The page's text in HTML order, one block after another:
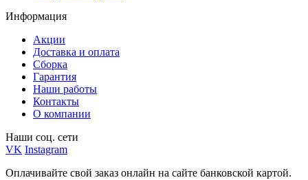
Информация
Акции
Доставка и оплата
Сборка
Гарантия
Наши работы
Контакты
О компании
Наши соц. сети
VK Instagram
Оплачивайте свой заказ онлайн на сайте банковской картой.